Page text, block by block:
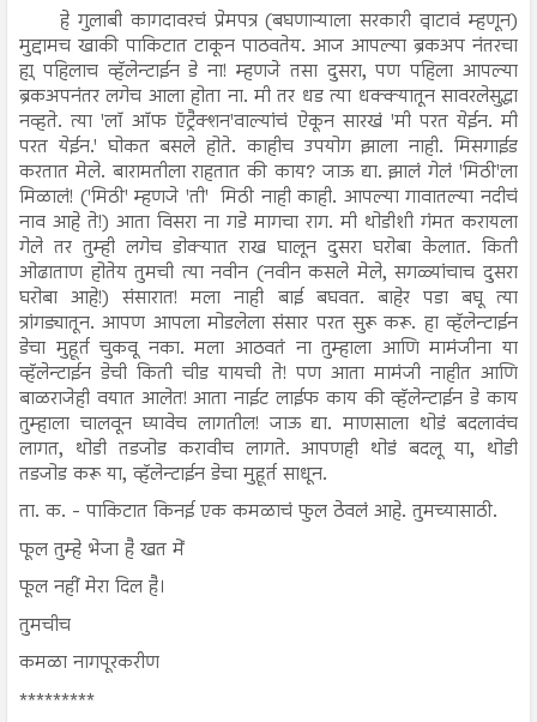
हे गुलाबी कागदावरचं प्रेमपत्र (बघणाऱ्याला सरकारी वाटावं म्हणून)
मुद्दामच खाकी पाकिटात टाकून पाठवतेय. आज आपल्या ब्रेकअप नंतरचा
हा पहिलाच व्हॅलेन्टाईन डे ना! म्हणजे तसा दुसरा, पण पहिला आपल्या
ब्रेकअपनंतर लगेच आला होता ना. मी तर धड त्या धक्क्यातून सावरलेसुद्धा
नव्हते. त्या 'लॉ ऑफ ऍट्रैक्शन'वाल्यांचं ऐकून सारखं 'मी परत येईन. मी
परत येईन.' घोकत बसले होते. काहीच उपयोग झाला नाही. मिसगाईड
करतात मेले. बारामतीला राहतात की काय? जाऊ द्या. झालं गेलं 'मिठी'ला
मिळालं! ('मिठी' म्हणजे 'ती' मिठी नाही काही. आपल्या गावातल्या नदीचं
नाव आहे ते!) आता विसरा ना गडे मागचा राग. मी थोडीशी गंमत करायला
गेले तर तुम्ही लगेच डोक्यात राख घालून दुसरा घरोबा केलात. किती
ओढाताण होतेय तुमची त्या नवीन (नवीन कसले मेले, सगळ्यांचाच दुसरा
घरोबा आहे!) संसारात! मला नाही बाई बघवत. बाहेर पडा बघू त्या
त्रांगड्यातून. आपण आपला मोडलेला संसार परत सुरू करू. हा व्हॅलेन्टाईन
डेचा मुहूर्त चुकवू नका. मला आठवतं ना तुम्हाला आणि मामंजीना या
व्हॅलेन्टाईन डेची किती चीड यायची ते! पण आता मामंजी नाहीत आणि
बाळराजेही वयात आलेत! आता नाईट लाईफ काय की व्हॅलेन्टाईन डे काय
तुम्हाला चालवून घ्यावेच लागतील! जाऊ द्या. माणसाला थोडं बदलावंच
लागत, थोडी तडजोड करावीच लागते. आपणही थोडं बदलू या, थोडी
तडजोड करू या, व्हॅलेन्टाईन डेचा मुहूर्त साधून.
ता. क. - पाकिटात किनई एक कमळाचं फुल ठेवलं आहे. तुमच्यासाठी.
फूल तुम्हे भेजा है खत में
फूल नहीं मेरा दिल है।
तुमचीच
कमळा नागपूरकरीण
*********